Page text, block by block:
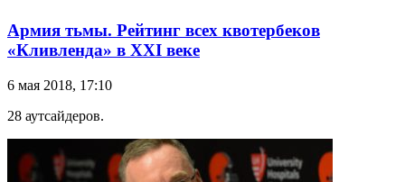
Армия тьмы. Рейтинг всех квотербеков
«Кливленда» в XXI веке
6 мая 2018, 17:10
28 аутсайдеров.